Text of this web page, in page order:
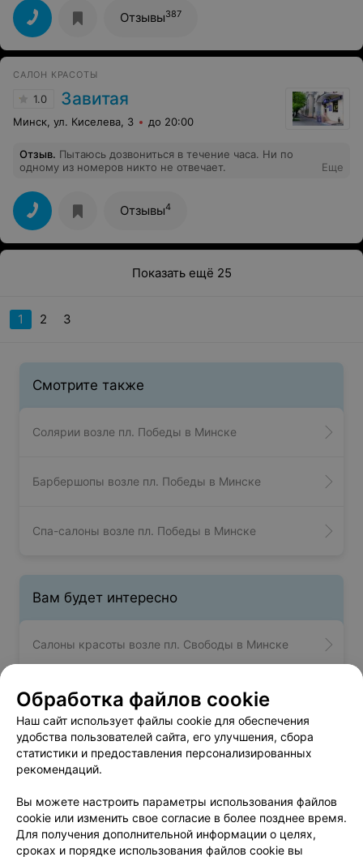
Отзывы387
САЛОН КРАСОТЫ
1.0 Завитая
Минск, ул. Киселева, 3 до 20:00
Отзыв. Пытаюсь дозвониться в течение часа. Ни по
одному из номеров никто не отвечает.
Еще
Отзывы4
Показать ещё 25
1 2 3
Смотрите также
Солярии возле пл. Победы в Минске
Барбершопы возле пл. Победы в Минске
Спа-салоны возле пл. Победы в Минске
Вам будет интересно
Салоны красоты возле пл. Свободы в Минске
Салоны красоты на пр-те Независимости в
Минске
Салоны красоты на Партизанском пр-те в
Минске
Обработка файлов cookie
Наш сайт использует файлы cookie для обеспечения
удобства пользователей сайта, его улучшения, сбора
статистики и предоставления персонализированных
рекомендаций.
Вы можете настроить параметры использования файлов
cookie или изменить свое согласие в более позднее время.
Для получения дополнительной информации о целях,
сроках и порядке использования файлов cookie вы